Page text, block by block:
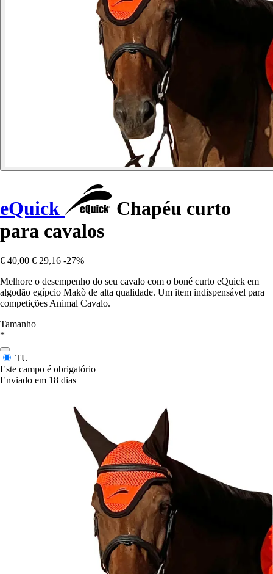
eQuick
Chapéu curto
para cavalos
€ 40,00 € 29,16 -27%
Melhore o desempenho do seu cavalo com o boné curto eQuick em
algodão egípcio Makò de alta qualidade. Um item indispensável para
competições Animal Cavalo.
Tamanho
*
TU
Este campo é obrigatório
Enviado em 18 dias